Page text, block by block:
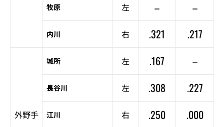
牧原 左 – –
内川 右 .321 .217
外野手
城所 左 .167 –
長谷川 左 .308 .227
江川 右 .250 .000